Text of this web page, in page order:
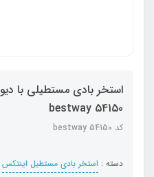
استخر بادی مستطیلی با
bestway 54150
کد bestway 54150
دسته : استخر بادی مستطیل اینتکس